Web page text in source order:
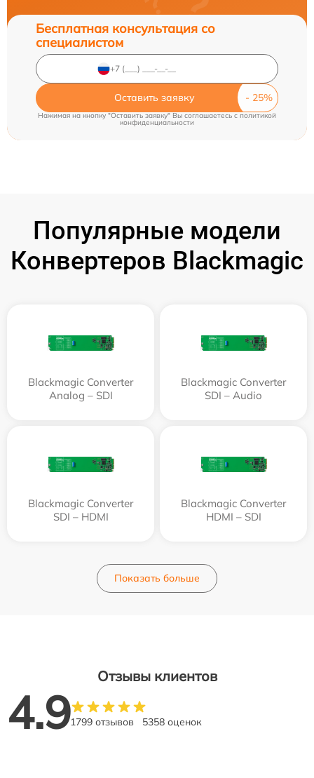
Бесплатная консультация со
специалистом
Оставить заявку
Нажимая на кнопку "Оставить заявку" Вы соглашаетесь cполитикой
конфиденциальности
Популярные модели
Конвертеров Blackmagic
Blackmagic Converter
Analog – SDI
Blackmagic Converter
SDI – Audio
Blackmagic Converter
SDI – HDMI
Blackmagic Converter
HDMI – SDI
Показать больше
Отзывы клиентов
4.91799 отзывов 5358 оценок